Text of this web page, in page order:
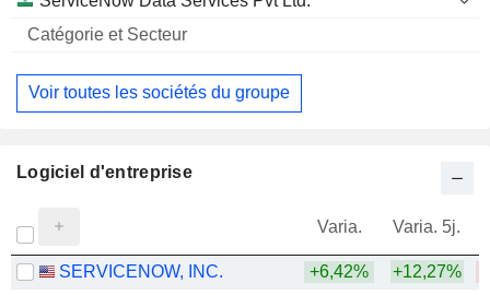
Voir toutes les sociétés du groupe
Logiciel d'entreprise
Varia. Varia. 5j.
SERVICENOW, INC. +6,42% +12,27%